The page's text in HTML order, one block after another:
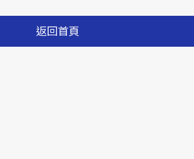
返回首頁